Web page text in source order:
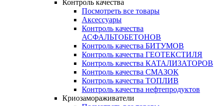
Контроль качества
Посмотреть все товары
Аксессуары
Контроль качества
АСФАЛЬТОБЕТОНОВ
Контроль качества БИТУМОВ
Контроль качества ГЕОТЕКСТИЛЯ
Контроль качества КАТАЛИЗАТОРОВ
Контроль качества СМАЗОК
Контроль качества ТОПЛИВ
Контроль качества нефтепродуктов
Криозамораживатели